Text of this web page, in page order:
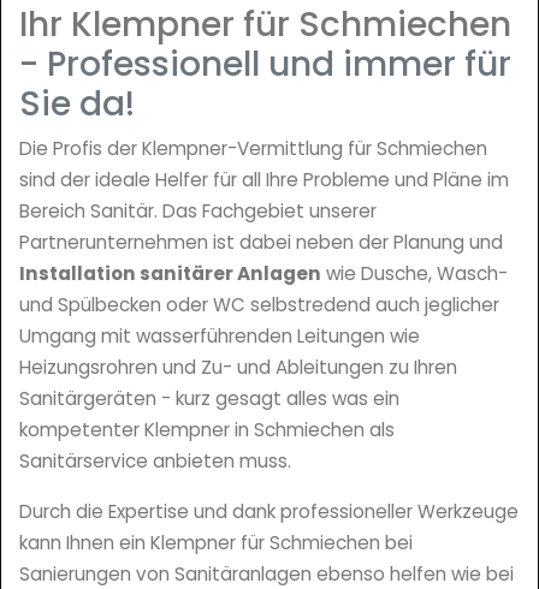
Ihr Klempner für Schmiechen
- Professionell und immer für
Sie da!
Die Profis der Klempner-Vermittlung für Schmiechen
sind der ideale Helfer für all Ihre Probleme und Pläne im
Bereich Sanitär. Das Fachgebiet unserer
Partnerunternehmen ist dabei neben der Planung und
Installation sanitärer Anlagen wie Dusche, Wasch-
und Spülbecken oder WC selbstredend auch jeglicher
Umgang mit wasserführenden Leitungen wie
Heizungsrohren und Zu- und Ableitungen zu Ihren
Sanitärgeräten - kurz gesagt alles was ein
kompetenter Klempner in Schmiechen als
Sanitärservice anbieten muss.
Durch die Expertise und dank professioneller Werkzeuge
kann Ihnen ein Klempner für Schmiechen bei
Sanierungen von Sanitäranlagen ebenso helfen wie bei